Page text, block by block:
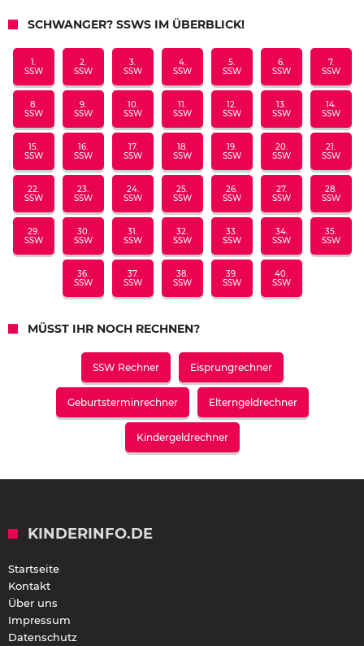
SCHWANGER? SSWS IM ÜBERBLICK!
1.
SSW
2.
SSW
3.
SSW
4.
SSW
5.
SSW
6.
SSW
7.
SSW
8.
SSW
9.
SSW
10.
SSW
11.
SSW
12.
SSW
13.
SSW
14.
SSW
15.
SSW
16.
SSW
17.
SSW
18.
SSW
19.
SSW
20.
SSW
21.
SSW
22.
SSW
23.
SSW
24.
SSW
25.
SSW
26.
SSW
27.
SSW
28.
SSW
29.
SSW
30.
SSW
31.
SSW
32.
SSW
33.
SSW
34.
SSW
35.
SSW
36.
SSW
37.
SSW
38.
SSW
39.
SSW
40.
SSW
MÜSST IHR NOCH RECHNEN?
SSW Rechner Eisprungrechner
Geburtsterminrechner Elterngeldrechner
Kindergeldrechner
KINDERINFO.DE
Startseite
Kontakt
Über uns
Impressum
Datenschutz